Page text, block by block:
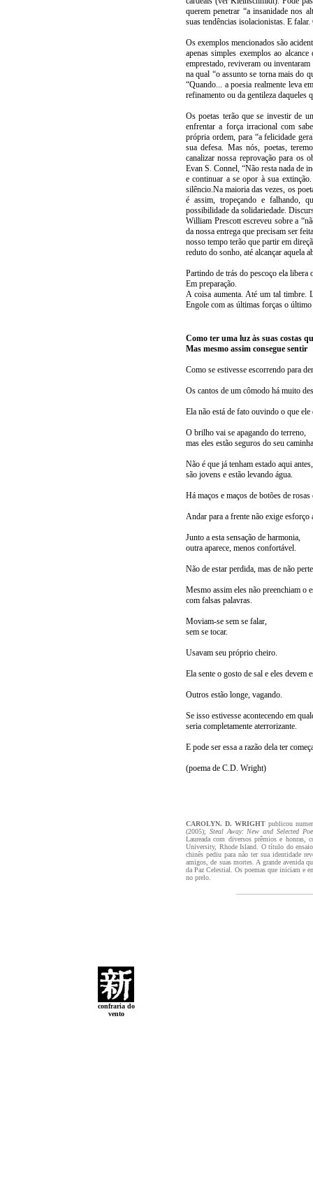
querem penetrar “a insanidade nos
suas tendências isolacionistas. E
Os exemplos mencionados são
apenas simples exemplos ao
emprestado, reviveram ou
na qual “o assunto se torna mais do
“Quando... a poesia realmente leva
refinamento ou da gentileza daqueles
Os poetas terão que se investir de
enfrentar a força irracional com
própria ordem, para “a felicidade
sua defesa. Mas nós, poetas,
canalizar nossa reprovação para os
Evan S. Connel, “Não resta nada de
e continuar a se opor à sua
silêncio.Na maioria das vezes, os
é assim, tropeçando e falhando,
possibilidade da solidariedade.
William Prescott escreveu sobre a
da nossa entrega que precisam ser
nosso tempo terão que partir em
reduto do sonho, até alcançar aquela
Partindo de trás do pescoço ela
Em preparação.
A coisa aumenta. Até um tal timbre.
Engole com as últimas forças o
Como ter uma luz às suas costas
Mas mesmo assim consegue sentir
Como se estivesse escorrendo para
Os cantos de um cômodo há muito
Ela não está de fato ouvindo o que ele
O brilho vai se apagando do terreno,
mas eles estão seguros do seu
Não é que já tenham estado aqui
são jovens e estão levando água.
Há maços e maços de botões de
Andar para a frente não exige esforço
Junto a esta sensação de harmonia,
outra aparece, menos confortável.
Não de estar perdida, mas de não
Mesmo assim eles não preenchiam o
com falsas palavras.
Moviam-se sem se falar,
sem se tocar.
Usavam seu próprio cheiro.
Ela sente o gosto de sal e eles devem
Outros estão longe, vagando.
Se isso estivesse acontecendo em
seria completamente aterrorizante.
E pode ser essa a razão dela ter
(poema de C.D. Wright)
CAROLYN. D. WRIGHT publicou
(2005); Steal Away: New and Selected
Laureada com diversos prêmios e
University, Rhode Island. O título do
chinês pediu para não ter sua identidade
amigos, de suas mortes. A grande avenida
da Paz Celestial. Os poemas que iniciam e
no prelo.
confraria do
vento